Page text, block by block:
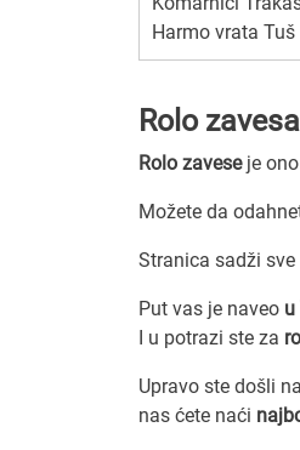
Harmo vrata Tuš
Rolo
Rolo zaveseje
Možete da
Stranica sadži
Put vas je naveo u
I u potrazi ste za
Upravo ste došli
nas ćete naći